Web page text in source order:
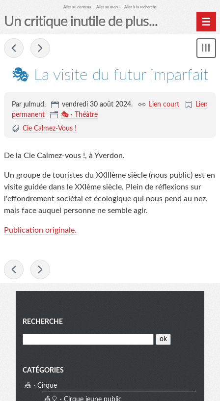
Aller au contenu Aller au menu Aller à la recherche
Un critique inutile de plus...
🎭 La visite du futur imparfait
Par ȷulmud, vendredi 30 août 2024. Lien court
Lien
permanent
🎭 · Théâtre
Cie Calmez-Vous !
De la Cie Calmez-vous !, à Yverdon.
Un groupe de touristes du XXIIIème siècle (nous public) est en
visite guidée dans le XXIème siècle. Plein de réflexions sur
l'effondrement sociétal et écologique qui nous pend au nez,
mais face auquel personne ne semble agir.
Publication originale.
Menu
RECHERCHE
CATÉGORIES
🎪 · Cirque
🎪🎈 · Cirque jeune public